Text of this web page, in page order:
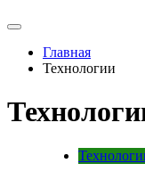
Главная
Технологии